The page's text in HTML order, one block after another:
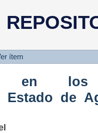
en los
2012)
ítem
en los
de